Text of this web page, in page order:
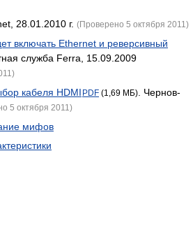
28.01.2010 г. (Проверено 5 октября 2011)
включать Ethernet и реверсивный
служба Ferra, 15.09.2009
кабеля HDMI PDF (1,69 МБ). Чернов-
5 октября 2011)
мифов